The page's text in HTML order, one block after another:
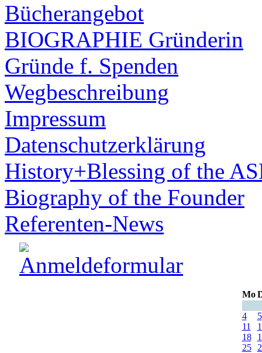
Bücherangebot
BIOGRAPHIE Gründerin
Gründe f. Spenden
Wegbeschreibung
Impressum
Datenschutzerklärung
History+Blessing of the
Biography of the Founder
Referenten-News
Mo
4
5
11
18
25